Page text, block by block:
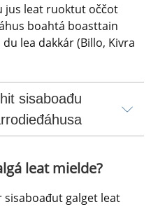
jus leat ruoktut oččot
boahtá boasttain
lea dakkár (Billo, Kivra
sisaboađu
leat mielde?
sisaboađut galget leat